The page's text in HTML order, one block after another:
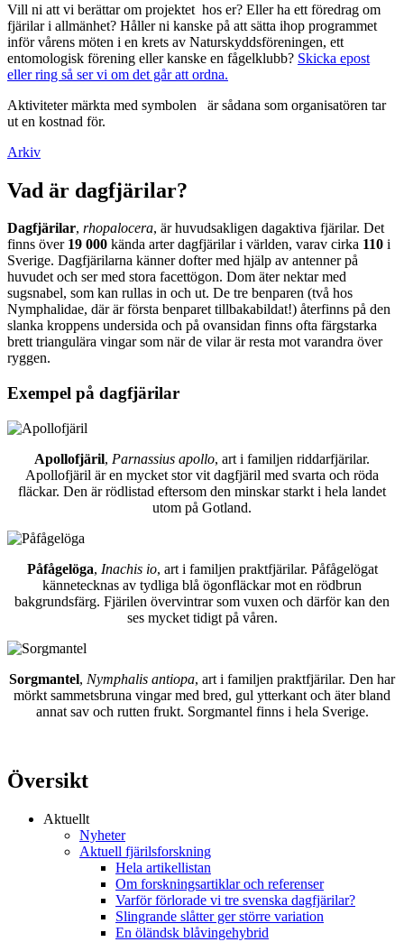
Vill ni att vi berättar om projektet hos er? Eller ha ett föredrag om
fjärilar i allmänhet? Håller ni kanske på att sätta ihop programmet
inför vårens möten i en krets av Naturskyddsföreningen, ett
entomologisk förening eller kanske en fågelklubb? Skicka epost
eller ring så ser vi om det går att ordna.
Aktiviteter märkta med symbolen
är sådana som organisatören tar
ut en kostnad för.
Arkiv
Vad är dagfjärilar?
Dagfjärilar, rhopalocera, är huvudsakligen dagaktiva fjärilar. Det
finns över 19 000 kända arter dagfjärilar i världen, varav cirka 110 i
Sverige. Dagfjärilarna känner dofter med hjälp av antenner på
huvudet och ser med stora facettögon. Dom äter nektar med
sugsnabel, som kan rullas in och ut. De tre benparen (två hos
Nymphalidae, där är första benparet tillbakabildat!) återfinns på den
slanka kroppens undersida och på ovansidan finns ofta färgstarka
brett triangulära vingar som när de vilar är resta mot varandra över
ryggen.
Exempel på dagfjärilar
Apollofjäril, Parnassius apollo, art i familjen riddarfjärilar.
Apollofjäril är en mycket stor vit dagfjäril med svarta och röda
fläckar. Den är rödlistad eftersom den minskar starkt i hela landet
utom på Gotland.
Påfågelöga, Inachis io, art i familjen praktfjärilar. Påfågelögat
kännetecknas av tydliga blå ögonfläckar mot en rödbrun
bakgrundsfärg. Fjärilen övervintrar som vuxen och därför kan den
ses mycket tidigt på våren.
Sorgmantel, Nymphalis antiopa, art i familjen praktfjärilar. Den har
mörkt sammetsbruna vingar med bred, gul ytterkant och äter bland
annat sav och rutten frukt. Sorgmantel finns i hela Sverige.
Översikt
Aktuellt
Nyheter
Aktuell fjärilsforskning
Hela artikellistan
Om forskningsartiklar och referenser
Varför förlorade vi tre svenska dagfjärilar?
Slingrande slåtter ger större variation
En öländsk blåvingehybrid